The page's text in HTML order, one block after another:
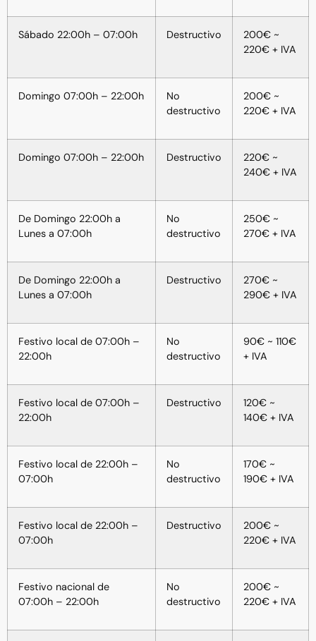
Sábado 22:00h – 07:00h Destructivo
200€ ~
220€ + IVA
Domingo 07:00h – 22:00h
No
destructivo
200€ ~
220€ + IVA
Domingo 07:00h – 22:00h Destructivo
220€ ~
240€ + IVA
De Domingo 22:00h a
Lunes a 07:00h
No
destructivo
250€ ~
270€ + IVA
De Domingo 22:00h a
Lunes a 07:00h
Destructivo
270€ ~
290€ + IVA
Festivo local de 07:00h –
22:00h
No
destructivo
90€ ~ 110€
+ IVA
Festivo local de 07:00h –
22:00h
Destructivo
120€ ~
140€ + IVA
Festivo local de 22:00h –
07:00h
No
destructivo
170€ ~
190€ + IVA
Festivo local de 22:00h –
07:00h
Destructivo
200€ ~
220€ + IVA
Festivo nacional de
07:00h – 22:00h
No
destructivo
200€ ~
220€ + IVA